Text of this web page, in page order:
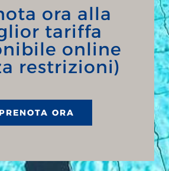
ora alla
tariffa
online
restrizioni)
PRENOTA ORA